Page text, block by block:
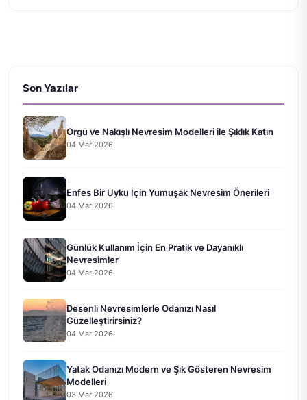
Son Yazılar
Örgü ve Nakışlı Nevresim Modelleri ile Şıklık Katın
04 Mar 2026
Enfes Bir Uyku İçin Yumuşak Nevresim Önerileri
04 Mar 2026
Günlük Kullanım İçin En Pratik ve Dayanıklı
Nevresimler
04 Mar 2026
Desenli Nevresimlerle Odanızı Nasıl
Güzelleştirirsiniz?
04 Mar 2026
Yatak Odanızı Modern ve Şık Gösteren Nevresim
Modelleri
03 Mar 2026